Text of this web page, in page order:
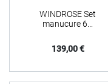
WINDROSE Set
manucure 6...
Prix
139,00 €